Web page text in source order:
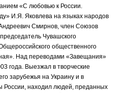
«С любовью к России.
И.Я. Яковлева на языках народов
Смирнов, член Союзов
Чувашского
общественного
Над переводами «Завещания»
года. Выезжал в творческие
зарубежья на Украину и в
России, находил людей, преданных